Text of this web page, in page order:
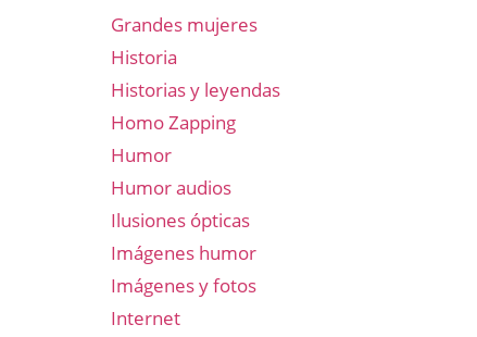
Grandes mujeres
Historia
Historias y leyendas
Homo Zapping
Humor
Humor audios
Ilusiones ópticas
Imágenes humor
Imágenes y fotos
Internet